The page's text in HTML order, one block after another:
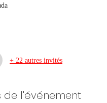
+ 22 autres invités
de l'événement